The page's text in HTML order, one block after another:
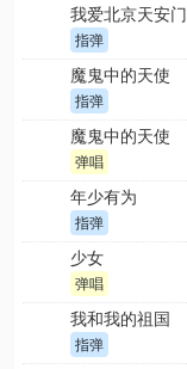
我爱北京天安门
指弹
魔鬼中的天使
指弹
魔鬼中的天使
弹唱
年少有为
指弹
少女
弹唱
我和我的祖国
指弹